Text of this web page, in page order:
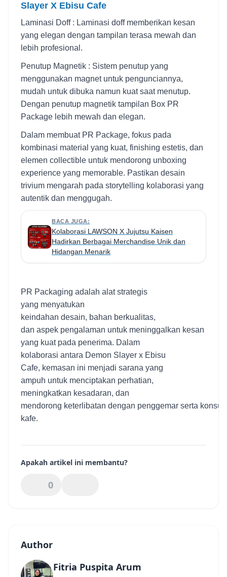
Slayer X Ebisu Cafe
Laminasi Doff : Laminasi doff memberikan kesan
yang elegan dengan tampilan terasa mewah dan
lebih profesional.
Penutup Magnetik : Sistem penutup yang
menggunakan magnet untuk pengunciannya,
mudah untuk dibuka namun kuat saat menutup.
Dengan penutup magnetik tampilan Box PR
Package lebih mewah dan elegan.
Dalam membuat PR Package, fokus pada
kombinasi material yang kuat, finishing estetis, dan
elemen collectible untuk mendorong unboxing
experience yang memorable. Pastikan desain
trivium mengarah pada storytelling kolaborasi yang
autentik dan menggugah.
BACA JUGA:
Kolaborasi LAWSON X Jujutsu Kaisen
Hadirkan Berbagai Merchandise Unik dan
Hidangan Menarik
PR Packaging adalah alat strategis
yang menyatukan
keindahan desain, bahan berkualitas,
dan aspek pengalaman untuk meninggalkan kesan
yang kuat pada penerima. Dalam
kolaborasi antara Demon Slayer x Ebisu
Cafe, kemasan ini menjadi sarana yang
ampuh untuk menciptakan perhatian,
meningkatkan kesadaran, dan
mendorong keterlibatan dengan penggemar serta
kafe.
Apakah artikel ini membantu?
0
Author
Fitria Puspita Arum